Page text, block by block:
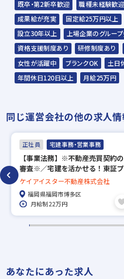
の方も積極的にご応募く
☆応募の秘密は厳守いた
既卒・第2新卒歓迎
職種未経験歓迎
成果給が充実
固定給25万円以上
設立30年以上
上場企業のグルー
資格支援制度あり
研修制度あり
女性が活躍中
ブランクOK 土日
年間休日120日以上
月給25万円
同じ運営会社の他の求人
正社員 宅建事務・営業事務
【事業法務】※不動産売買契約の
審査※／宅建を活かせる！東証プ
ライム市場上場企業／年間休日
115日／福利厚生充実◎
ケイアイスター不動産株式会社
福岡県福岡市博多区
月給制22万円
あなたにあった求人